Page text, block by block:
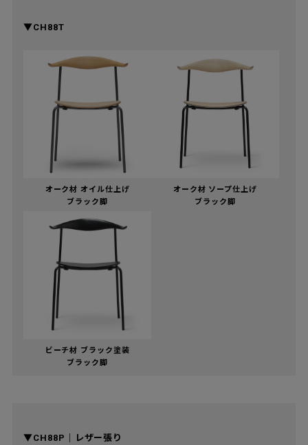
▼CH88T
オーク材 オイル仕上げ
ブラック脚
オーク材 ソープ仕上げ
ブラック脚
ビーチ材 ブラック塗装
ブラック脚
▼CH88P｜レザー張り